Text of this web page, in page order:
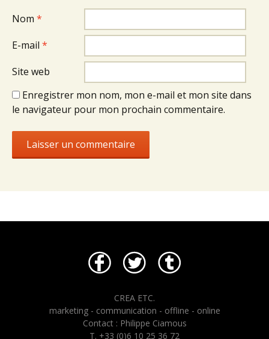
Nom *
E-mail *
Site web
Enregistrer mon nom, mon e-mail et mon site dans
le navigateur pour mon prochain commentaire.
CREA ETC.
marketing - communication - offline - online
Contact : Philippe Ciamous
T. +33 (0)6 10 25 36 72